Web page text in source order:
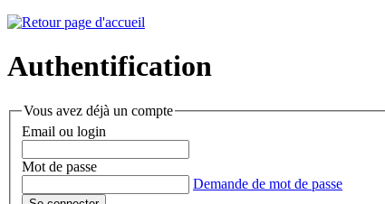
Authentification
Vous avez déjà un compte
Email ou login
Mot de passe
Demande de mot de passe